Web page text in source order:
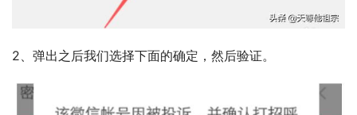
2、弹出之后我们选择下面的确定，然后验证。